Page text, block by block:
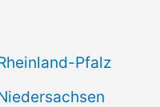
Pfalz